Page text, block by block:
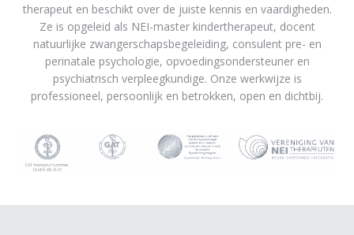
therapeut en beschikt over de juiste kennis en vaardigheden.
Ze is opgeleid als NEI-master kindertherapeut, docent
natuurlijke zwangerschapsbegeleiding, consulent pre- en
perinatale psychologie, opvoedingsondersteuner en
psychiatrisch verpleegkundige. Onze werkwijze is
professioneel, persoonlijk en betrokken, open en dichtbij.